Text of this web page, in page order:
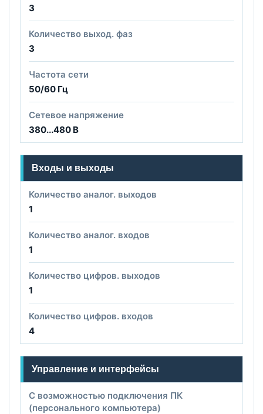
3
Количество выход. фаз
3
Частота сети
50/60 Гц
Сетевое напряжение
380...480 В
Входы и выходы
Количество аналог. выходов
1
Количество аналог. входов
1
Количество цифров. выходов
1
Количество цифров. входов
4
Управление и интерфейсы
С возможностью подключения ПК
(персонального компьютера)